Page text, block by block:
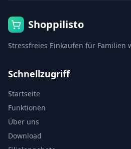
Shoppilisto
Stressfreies Einkaufen für Familien
Schnellzugriff
Startseite
Funktionen
Über uns
Download